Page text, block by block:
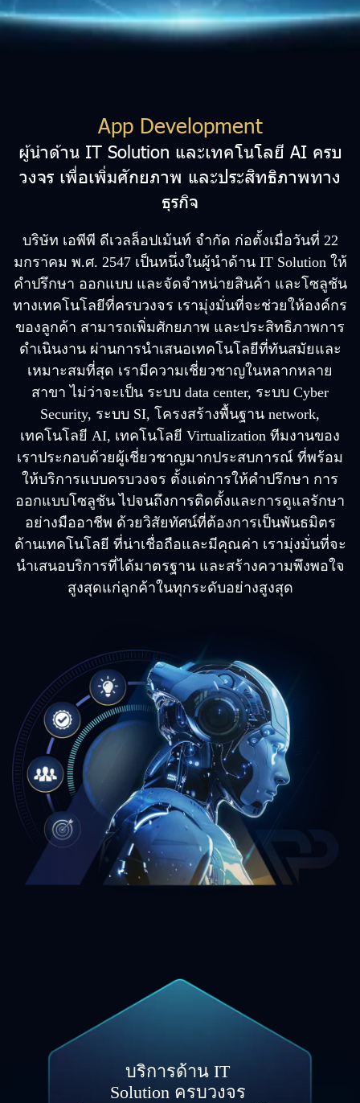
App Development
ผู้นำด้าน IT Solution และเทคโนโลยี AI ครบ
วงจร เพื่อเพิ่มศักยภาพ และประสิทธิภาพทาง
ธุรกิจ
บริษัท เอพีพี ดีเวลล็อปเม้นท์ จำกัด ก่อตั้งเมื่อวันที่ 22
มกราคม พ.ศ. 2547 เป็นหนึ่งในผู้นำด้าน IT Solution ให้
คำปรึกษา ออกแบบ และจัดจำหน่ายสินค้า และโซลูชัน
ทางเทคโนโลยีที่ครบวงจร เรามุ่งมั่นที่จะช่วยให้องค์กร
ของลูกค้า สามารถเพิ่มศักยภาพ และประสิทธิภาพการ
ดำเนินงาน ผ่านการนำเสนอเทคโนโลยีที่ทันสมัยและ
เหมาะสมที่สุด เรามีความเชี่ยวชาญในหลากหลาย
สาขา ไม่ว่าจะเป็น ระบบ data center, ระบบ Cyber
Security, ระบบ SI, โครงสร้างพื้นฐาน network,
เทคโนโลยี AI, เทคโนโลยี Virtualization ทีมงานของ
เราประกอบด้วยผู้เชี่ยวชาญมากประสบการณ์ ที่พร้อม
ให้บริการแบบครบวงจร ตั้งแต่การให้คำปรึกษา การ
ออกแบบโซลูชัน ไปจนถึงการติดตั้งและการดูแลรักษา
อย่างมืออาชีพ ด้วยวิสัยทัศน์ที่ต้องการเป็นพันธมิตร
ด้านเทคโนโลยี ที่น่าเชื่อถือและมีคุณค่า เรามุ่งมั่นที่จะ
นำเสนอบริการที่ได้มาตรฐาน และสร้างความพึงพอใจ
สูงสุดแก่ลูกค้าในทุกระดับอย่างสูงสุด
บริการด้าน IT
Solution ครบวงจร